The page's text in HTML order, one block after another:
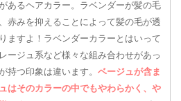
あるヘアカラー。ラベンダーが髪の毛
赤みを抑えることによって髪の毛が透
ますよ！ラベンダーカラーとはいって
ージュ系など様々な組み合わせがあっ
持つ印象は違います。 ベージュが含ま
はそのカラーの中でもやわらかく、や